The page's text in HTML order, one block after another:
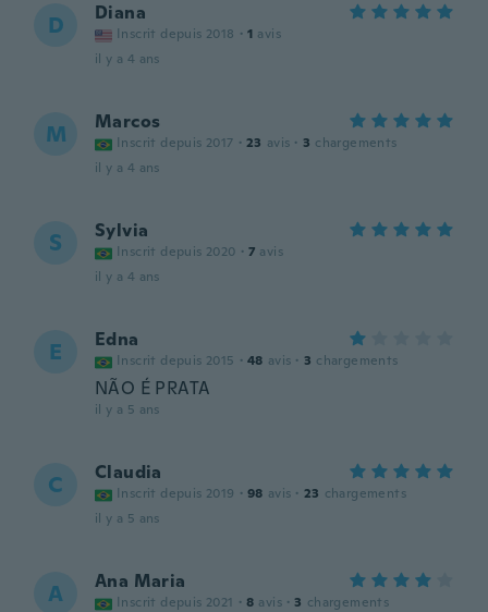
D Diana
Inscrit depuis 2018 · 1 avis
il y a 4 ans
M Marcos
Inscrit depuis 2017 · 23 avis · 3 chargements
il y a 4 ans
S Sylvia
Inscrit depuis 2020 · 7 avis
il y a 4 ans
E Edna
Inscrit depuis 2015 · 48 avis · 3 chargements
NÃO É PRATA
il y a 5 ans
C Claudia
Inscrit depuis 2019 · 98 avis · 23 chargements
il y a 5 ans
A Ana Maria
Inscrit depuis 2021 · 8 avis · 3 chargements